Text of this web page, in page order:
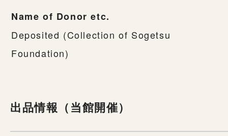
Name of Donor etc.
Deposited (Collection of Sogetsu
Foundation)
出品情報（当館開催）